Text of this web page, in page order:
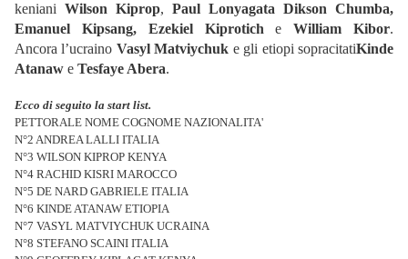
keniani Wilson Kiprop, Paul Lonyagata Dikson Chumba,
Emanuel Kipsang, Ezekiel Kiprotich eWilliam Kibor.
Ancora l’ucraino Vasyl Matviychuk e gli etiopi sopracitatiKinde
Atanaw e Tesfaye Abera.
Ecco di seguito la start list.
PETTORALE NOME COGNOME NAZIONALITA'
N°2 ANDREA LALLI ITALIA
N°3 WILSON KIPROP KENYA
N°4 RACHID KISRI MAROCCO
N°5 DE NARD GABRIELE ITALIA
N°6 KINDE ATANAW ETIOPIA
N°7 VASYL MATVIYCHUK UCRAINA
N°8 STEFANO SCAINI ITALIA